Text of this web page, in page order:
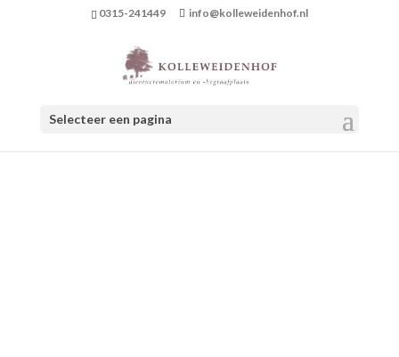
0315-241449 info@kolleweidenhof.nl
Selecteer een pagina